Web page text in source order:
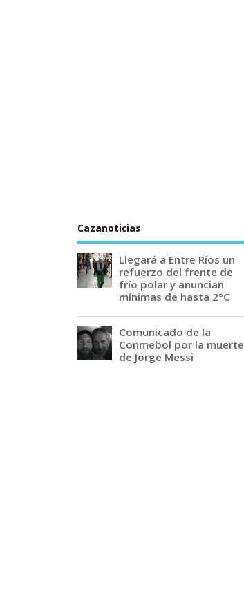
Cazanoticias
Llegará a Entre Ríos un
refuerzo del frente de
frío polar y anuncian
mínimas de hasta 2°C
Comunicado de la
Conmebol por la muerte
de Jorge Messi